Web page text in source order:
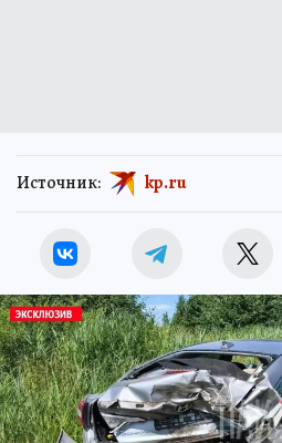
Источник: kp.ru